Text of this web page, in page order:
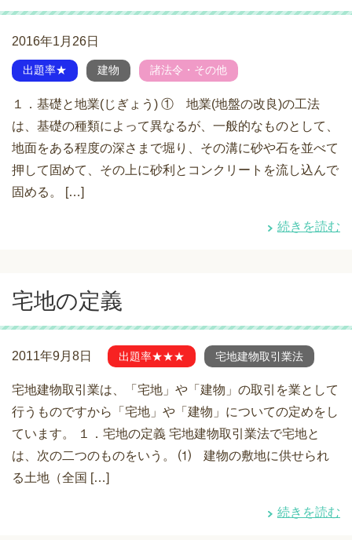
2016年1月26日
出題率★ 建物 諸法令・その他
１．基礎と地業(じぎょう) ① 地業(地盤の改良)の工法
は、基礎の種類によって異なるが、一般的なものとして、
地面をある程度の深さまで堀り、その溝に砂や石を並べて
押して固めて、その上に砂利とコンクリートを流し込んで
固める。 […]
続きを読む
宅地の定義
2011年9月8日 出題率★★★ 宅地建物取引業法
宅地建物取引業は、「宅地」や「建物」の取引を業として
行うものですから「宅地」や「建物」についての定めをし
ています。 １．宅地の定義 宅地建物取引業法で宅地と
は、次の二つのものをいう。 ⑴ 建物の敷地に供せられ
る土地（全国 […]
続きを読む